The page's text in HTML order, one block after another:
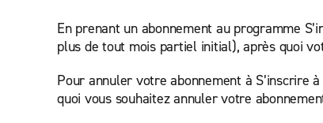
En prenant un abonnement au programme
plus de tout mois partiel initial), après quoi
Pour annuler votre abonnement à S’inscrire
quoi vous souhaitez annuler votre